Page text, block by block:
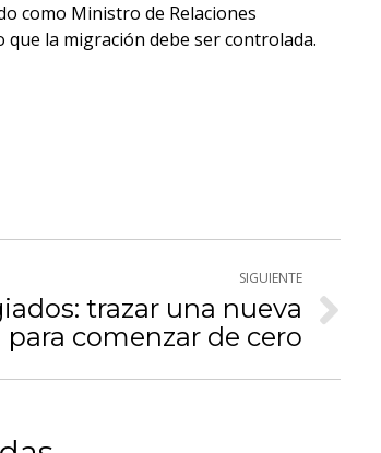
como Ministro de Relaciones
la migración debe ser controlada.
SIGUIENTE
trazar una nueva
para comenzar de cero